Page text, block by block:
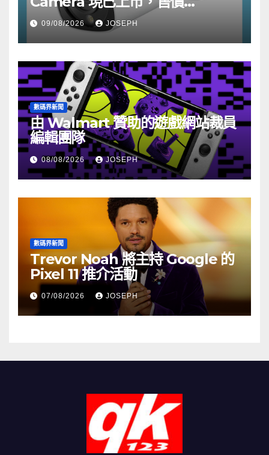
HK$722
09/08/2026 JOSEPH
數碼界新聞
由 Walmart 贊助的遊戲網站裁員
編輯團隊
08/08/2026 JOSEPH
數碼界新聞
Trevor Noah 將主持 Google 的
Pixel 11 推介活動
07/08/2026 JOSEPH